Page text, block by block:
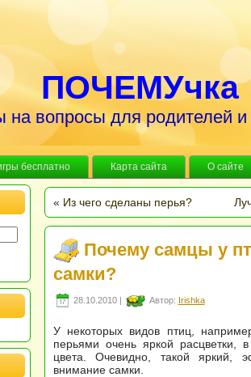
ПОЧЕМУчка
на вопросы для родителей и
бесплатно Карта сайта О сайте
« Из чего сделаны перья?
Почему самцы у
самки?
28.10.2010 | Автор: Irishka
У некоторых видов птиц,
перьями очень яркой расцветки,
цвета. Очевидно, такой яркий,
внимание самки.